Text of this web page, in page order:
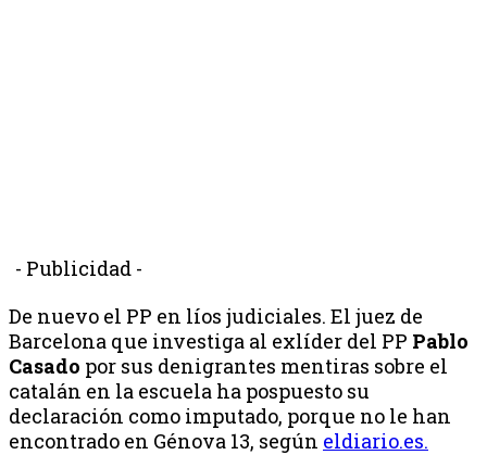
- Publicidad -
De nuevo el PP en líos judiciales. El juez de
Barcelona que investiga al exlíder del PP Pablo
Casado por sus denigrantes mentiras sobre el
catalán en la escuela ha pospuesto su
declaración como imputado, porque no le han
encontrado en Génova 13, según eldiario.es.